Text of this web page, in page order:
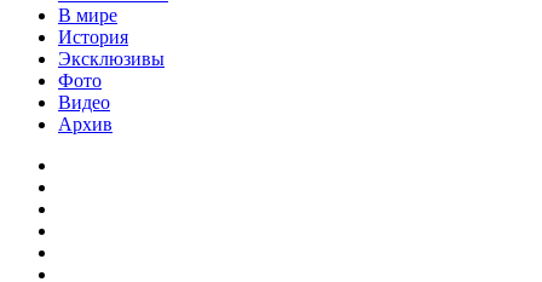
В мире
История
Эксклюзивы
Фото
Видео
Архив